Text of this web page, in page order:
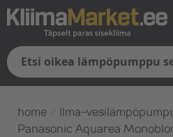
home / Ilma-
Panasonic Aquarea